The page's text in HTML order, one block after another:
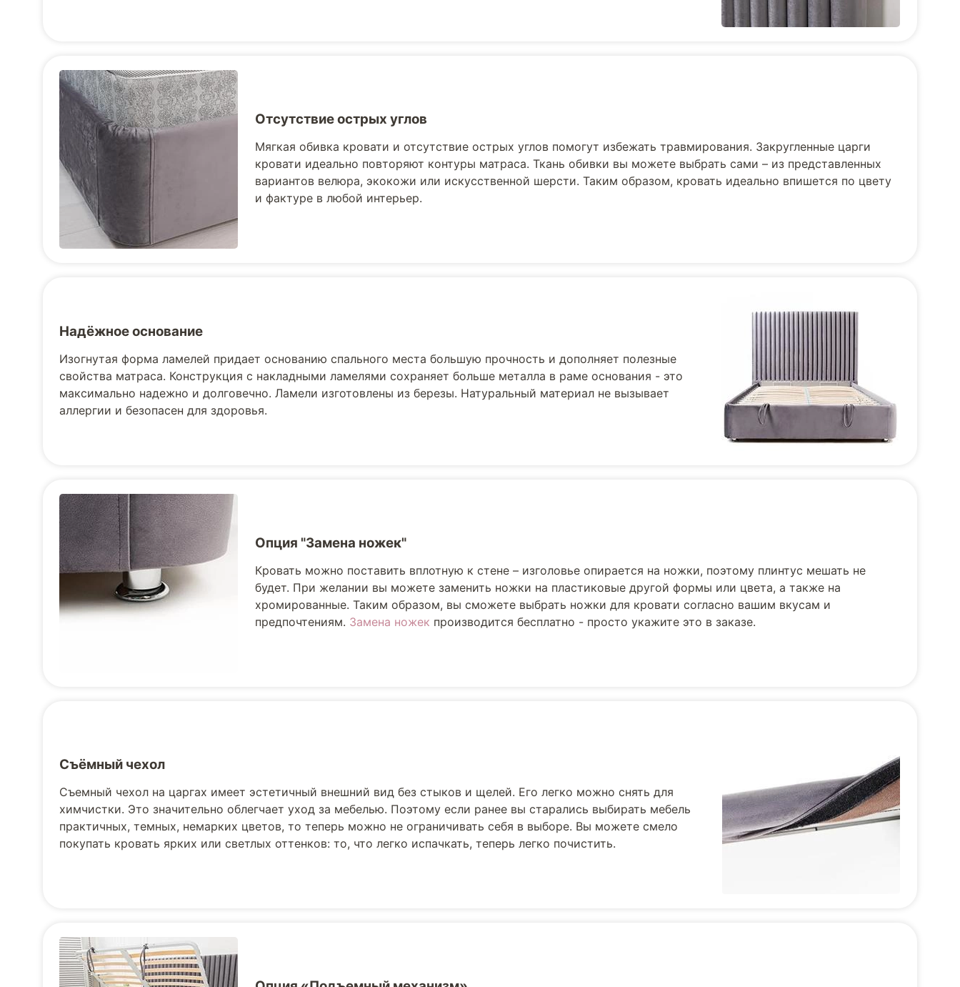
Отсутствие острых углов
Мягкая обивка кровати и отсутствие острых углов помогут избежать травмирования. Закругленные царги
кровати идеально повторяют контуры матраса. Ткань обивки вы можете выбрать сами – из представленных
вариантов велюра, экокожи или искусственной шерсти. Таким образом, кровать идеально впишется по цвету
и фактуре в любой интерьер.
Надёжное основание
Изогнутая форма ламелей придает основанию спального места большую прочность и дополняет полезные
свойства матраса. Конструкция с накладными ламелями сохраняет больше металла в раме основания - это
максимально надежно и долговечно. Ламели изготовлены из березы. Натуральный материал не вызывает
аллергии и безопасен для здоровья.
Опция "Замена ножек"
Кровать можно поставить вплотную к стене – изголовье опирается на ножки, поэтому плинтус мешать не
будет. При желании вы можете заменить ножки на пластиковые другой формы или цвета, а также на
хромированные. Таким образом, вы сможете выбрать ножки для кровати согласно вашим вкусам и
предпочтениям. Замена ножек производится бесплатно - просто укажите это в заказе.
Съёмный чехол
Съемный чехол на царгах имеет эстетичный внешний вид без стыков и щелей. Его легко можно снять для
химчистки. Это значительно облегчает уход за мебелью. Поэтому если ранее вы старались выбирать мебель
практичных, темных, немарких цветов, то теперь можно не ограничивать себя в выборе. Вы можете смело
покупать кровать ярких или светлых оттенков: то, что легко испачкать, теперь легко почистить.